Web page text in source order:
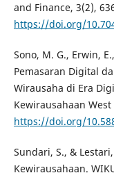
and Finance, 3(2),
https://doi.org/
Sono, M. G., Erwin,
Pemasaran Digital
Wirausaha di Era
Kewirausahaan West
https://doi.org/
Sundari, S., &
Kewirausahaan.